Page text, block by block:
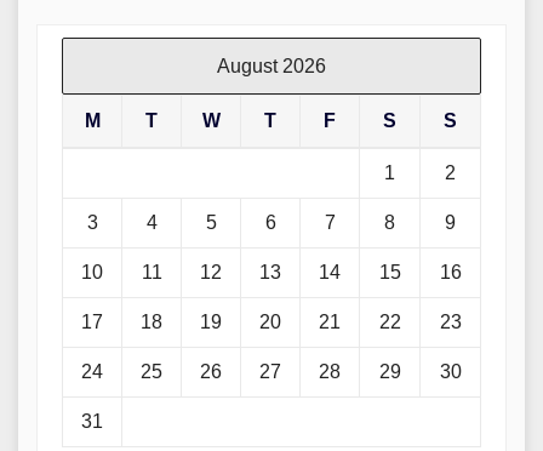
August 2026
M T W T F S S
1 2
3 4 5 6 7 8 9
10 11 12 13 14 15 16
17 18 19 20 21 22 23
24 25 26 27 28 29 30
31